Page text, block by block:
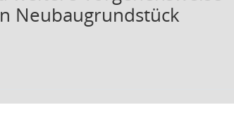
Neubaugrundstück